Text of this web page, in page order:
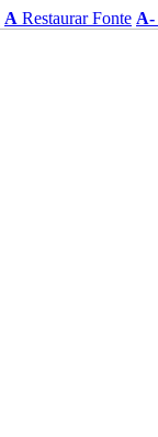
A Restaurar Fonte A-